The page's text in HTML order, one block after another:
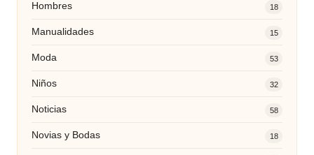
Hombres 18
Manualidades 15
Moda 53
Niños 32
Noticias 58
Novias y Bodas 18